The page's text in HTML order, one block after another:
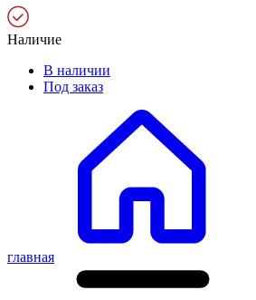
Наличие
В наличии
Под заказ
главная